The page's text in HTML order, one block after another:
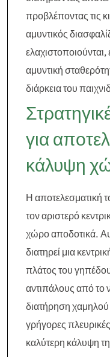
προβλέποντας τις
αμυντικός
αμυντική
διάρκεια του
για
κάλυψη
Η αποτελεσματική
τον αριστερό
χώρο αποδοτικά.
διατηρεί μια
πλάτος του
αντιπάλους από το
διατήρηση
γρήγορες
καλύτερη κάλυψη